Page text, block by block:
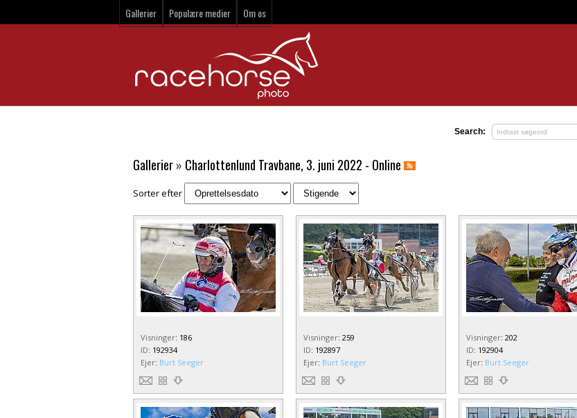
Gallerier Populære medier Om os
Search:
Gallerier» Charlottenlund Travbane, 3. juni 2022 - Online
Sorter efter
Visninger: 186
ID: 192934
Ejer: Burt Seeger
Visninger: 259
ID: 192897
Ejer: Burt Seeger
Visninger: 202
ID: 192904
Ejer: Burt Seeger